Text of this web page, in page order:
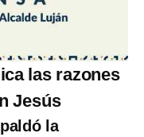
las razones
Jesús
la